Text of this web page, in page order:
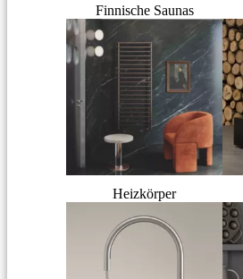
Finnische Saunas
Heizkörper